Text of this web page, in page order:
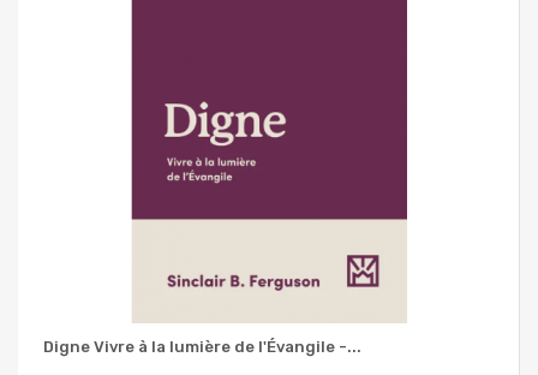
Digne Vivre à la lumière de l'Évangile -...